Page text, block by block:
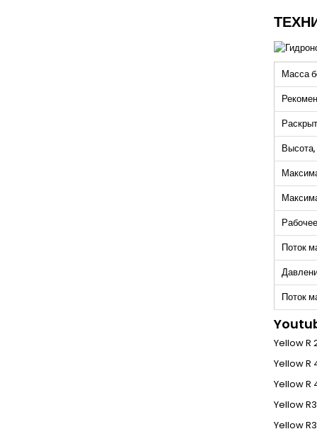
Масса
Поток
Поток
Yellow R
Yellow R
Yellow R
Yellow
Yellow